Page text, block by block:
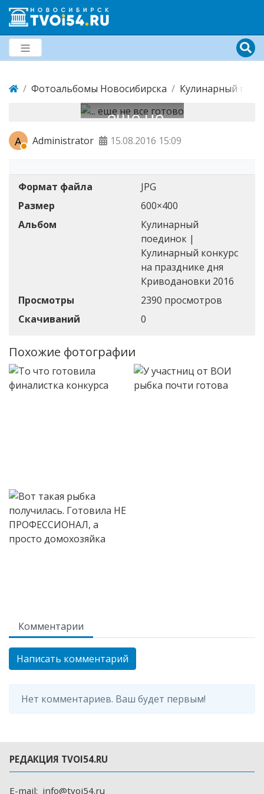
Фотоальбомы Новосибирска Кулинарный
... еще не
все
A Administrator 15.08.2016 15:09
Формат файла
JPG
Размер
600×400
Альбом
Кулинарный
поединок |
Кулинарный конкурс
на празднике дня
Криводановки 2016
Просмотры
2390 просмотров
Скачиваний
0
Похожие фотографии
Комментарии
Написать комментарий
Нет комментариев. Ваш будет первым!
РЕДАКЦИЯ TVOI54.RU
E-mail: info@tvoi54.ru